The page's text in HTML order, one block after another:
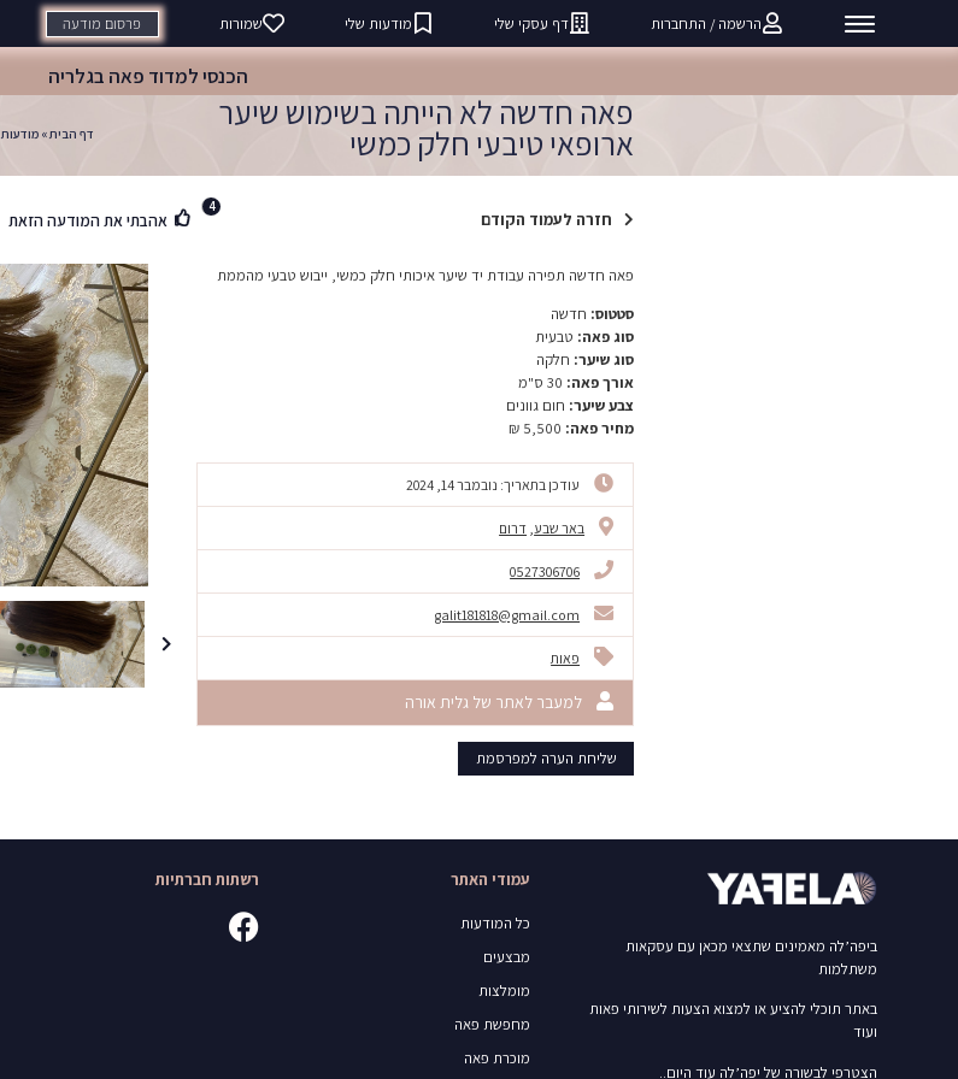
הרשמה / התחברות דף עסקי שלי מודעות שלי שמורות פרסום מודעה
הכנסי למדוד פאה בגלריה
פאה חדשה לא הייתה בשימוש שיער
ארופאי טיבעי חלק כמשי דף הבית»מודעות
חזרה לעמוד הקודם אהבתי את המודעה הזאת
4
פאה חדשה תפירה עבודת יד שיער איכותי חלק כמשי, ייבוש טבעי מהממת
סטטוס: חדשה
סוג פאה: טבעית
סוג שיער: חלקה
אורך פאה: 30 ס"מ
צבע שיער: חום גוונים
מחיר פאה: 5,500 ₪
עודכן בתאריך: נובמבר 14, 2024
באר שבע דרום
0527306706
galit181818@gmail.com
פאות
למעבר לאתר של גלית אורה
שליחת הערה למפרסמת
ביפה’לה מאמינים שתצאי מכאן עם עסקאות
משתלמות
באתר תוכלי להציע או למצוא הצעות לשירותי פאות
ועוד
הצטרפי לבשורה של יפה’לה עוד היום..
עמודי האתר
כל המודעות
מבצעים
מומלצות
מחפשת פאה
מוכרת פאה
רשתות חברתיות